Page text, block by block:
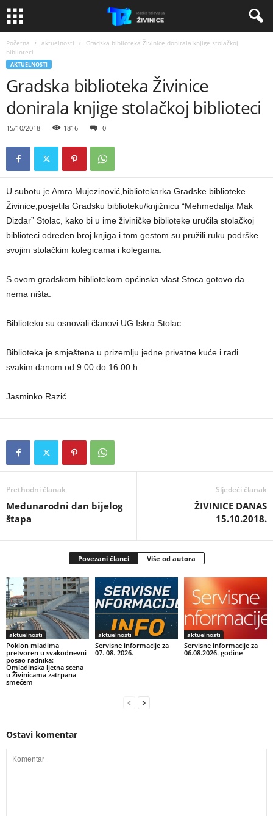
Početna aktuelnosti
Gradska biblioteka Živinice donirala knjige stolačkoj
biblioteci
AKTUELNOSTI
Gradska biblioteka Živinice
donirala knjige stolačkoj biblioteci
15/10/2018 1816 0
U subotu je Amra Mujezinović,bibliotekarka Gradske biblioteke
Živinice,posjetila Gradsku biblioteku/knjižnicu “Mehmedalija Mak
Dizdar” Stolac, kako bi u ime živiničke biblioteke uručila stolačkoj
biblioteci određen broj knjiga i tom gestom su pružili ruku podrške
svojim stolačkim kolegicama i kolegama.
S ovom gradskom bibliotekom općinska vlast Stoca gotovo da
nema ništa.
Biblioteku su osnovali članovi UG Iskra Stolac.
Biblioteka je smještena u prizemlju jedne privatne kuće i radi
svakim danom od 9:00 do 16:00 h.
Jasminko Razić
Prethodni članak
Međunarodni dan bijelog
štapa
Sljedeći članak
ŽIVINICE DANAS
15.10.2018.
Povezani članci Više od autora
aktuelnosti
Poklon mladima
pretvoren u svakodnevni
posao radnika:
Omladinska ljetna scena
u Živinicama zatrpana
smećem
aktuelnosti
Servisne informacije za
07. 08. 2026.
aktuelnosti
Servisne informacije za
06.08.2026. godine
Ostavi komentar